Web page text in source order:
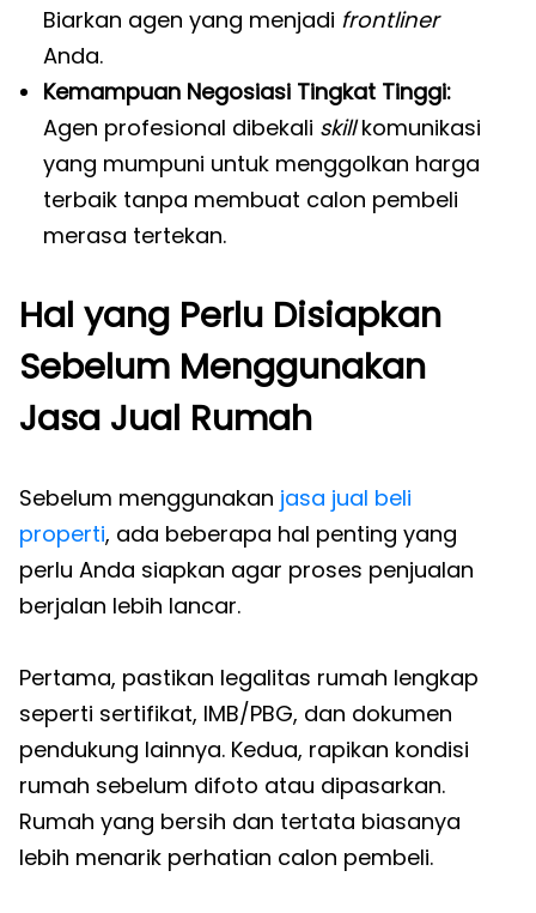
Biarkan agen yang menjadi frontliner
Anda.
Kemampuan Negosiasi Tingkat Tinggi:
Agen profesional dibekali skillkomunikasi
yang mumpuni untuk menggolkan harga
terbaik tanpa membuat calon pembeli
merasa tertekan.
Hal yang Perlu Disiapkan
Sebelum Menggunakan
Jasa Jual Rumah
Sebelum menggunakan jasa jual beli
properti, ada beberapa hal penting yang
perlu Anda siapkan agar proses penjualan
berjalan lebih lancar.
Pertama, pastikan legalitas rumah lengkap
seperti sertifikat, IMB/PBG, dan dokumen
pendukung lainnya. Kedua, rapikan kondisi
rumah sebelum difoto atau dipasarkan.
Rumah yang bersih dan tertata biasanya
lebih menarik perhatian calon pembeli.